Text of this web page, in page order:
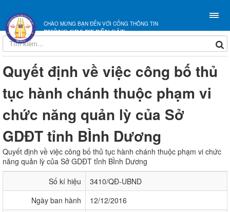
CHÀO MỪNG BẠN ĐẾN VỚI CỔNG THÔNG TIN
PHÒNG GD&ĐT BẾN CÁT
Quyết định về việc công bố thủ
tục hành chánh thuộc phạm vi
chức năng quản lỳ của Sở
GDĐT tỉnh BÌnh Dương
Quyết định về việc công bố thủ tục hành chánh thuộc phạm vi chức
năng quản lỳ của Sở GDĐT tỉnh BÌnh Dương
Số kí hiệu
3410/QĐ-UBND
Ngày ban hành
12/12/2016